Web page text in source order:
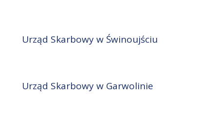
Urząd Skarbowy w Świnoujściu
Urząd Skarbowy w Garwolinie